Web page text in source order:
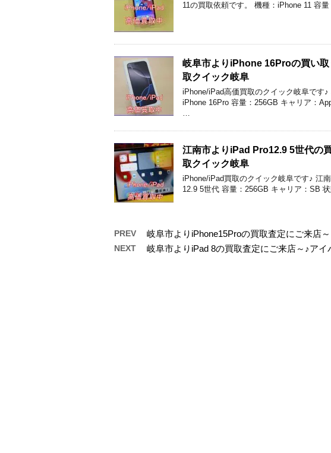
11の買取依頼です。 機種：iPhone 11 容
岐阜市よりiPhone 16Proの買い
取クイック岐阜
iPhone/iPad高価買取のクイック岐阜です
iPhone 16Pro 容量：256GB キャリア：
…
江南市よりiPad Pro12.9 5世代の
取クイック岐阜
iPhone/iPad買取のクイック岐阜です♪ 江
12.9 5世代 容量：256GB キャリア：SB
PREV 岐阜市よりiPhone15Proの買取査定にご来店
NEXT 岐阜市よりiPad 8の買取査定にご来店～♪ア